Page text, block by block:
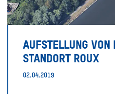
AUFSTELLUNG VON
STANDORT ROUX
02.04.2019